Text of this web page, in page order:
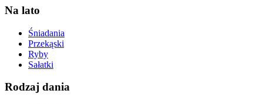
Na lato
Śniadania
Przekąski
Ryby
Sałatki
Rodzaj dania